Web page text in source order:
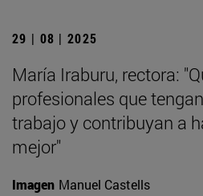
29 | 08 | 2025
María Iraburu, rectora:
profesionales que
trabajo y contribuyan a
mejor"
Imagen Manuel Castells